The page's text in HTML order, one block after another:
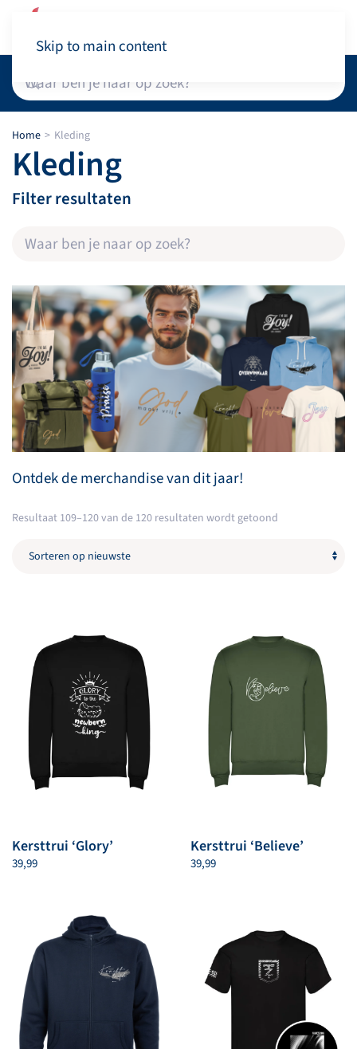
Skip to main content
Home Kleding
Kleding
Filter resultaten
Ontdek de merchandise van dit jaar!
Resultaat 109–120 van de 120 resultaten wordt getoond
Kersttrui ‘Glory’
39,99
Kersttrui ‘Believe’
39,99